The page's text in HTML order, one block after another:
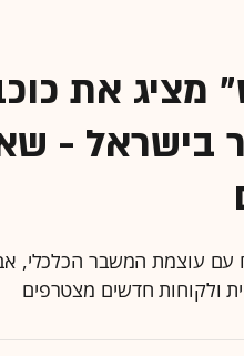
מציג את
בישראל -
עם עוצמת המשבר הכלכלי,
ולקוחות חדשים מצטרפים